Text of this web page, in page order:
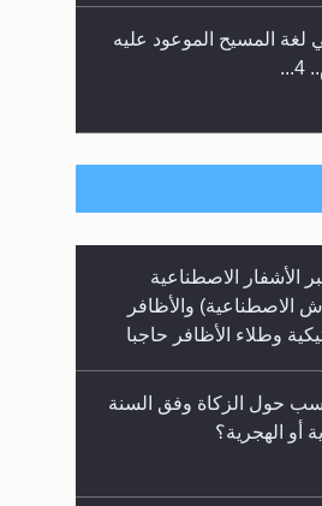
لغة المسيح الموعود عليه
بحث عن الأمن والسلام في
لغة المسيح الموعود عليه
السلام ..«3» نظرة في شعر
الموعود عليه السلام.....
الأشفار الاصطناعية
الاصطناعية) والأظافر
وطلاء الأظافر حاجبا
حول الزكاة وفق السنة
أو الهجرية؟